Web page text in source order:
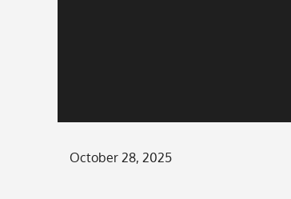
Posted
October 28, 2025